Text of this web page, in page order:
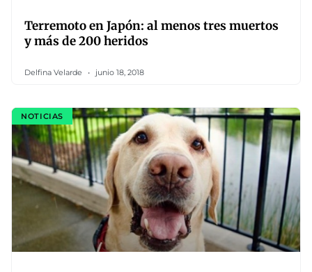
Terremoto en Japón: al menos tres muertos
y más de 200 heridos
Delfina Velarde junio 18, 2018
NOTICIAS